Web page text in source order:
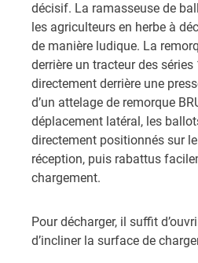
décisif. La ramasseuse de
les agriculteurs en herbe à
de manière ludique. La
derrière un tracteur des
directement derrière une
d’un attelage de remorque
déplacement latéral, les
directement positionnés sur
réception, puis rabattus
chargement.
Pour décharger, il suffit
d’incliner la surface de